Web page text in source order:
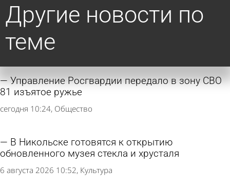
Другие новости по
теме
Управление Росгвардии передало в зону СВО
81 изъятое ружье
сегодня 10:24 Общество
В Никольске готовятся к открытию
обновленного музея стекла и хрусталя
6 августа 2026 10:52 Культура